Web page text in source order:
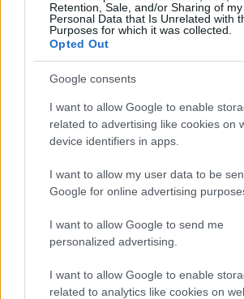
Retention, Sale, and/or Sharing of my
Personal Data that Is Unrelated with
Purposes for which it was collected.
Opted Out
Google consents
I want to allow Google to enable
related to advertising like cookies on
device identifiers in apps.
I want to allow my user data to be
Google for online advertising
I want to allow Google to send me
personalized advertising.
I want to allow Google to enable
related to analytics like cookies on
Δημοφιλείς
ΑΣΕΠ: Νέος γραπτός
Κατώτατος μισθός: Σενάριο
αύξηση στα 1.000 ευρώ από